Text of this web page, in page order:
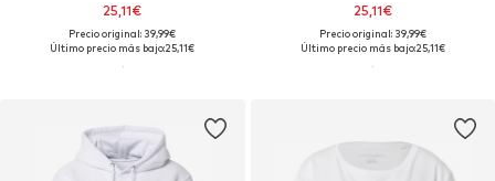
25,11€
Precio original: 39,99€
Último precio más bajo:25,11€
25,11€
Precio original: 39,99€
Último precio más bajo:25,11€